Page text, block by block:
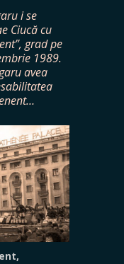
i se
Ciucă cu
grad pe
1989.
avea